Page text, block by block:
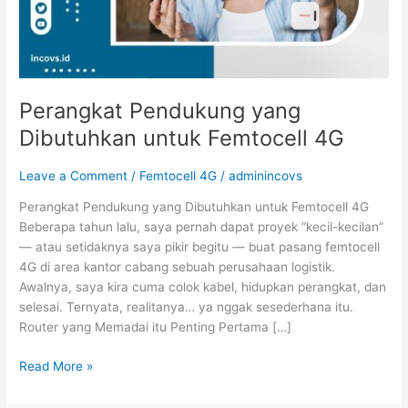
Perangkat Pendukung yang
Dibutuhkan untuk Femtocell 4G
Leave a Comment / Femtocell 4G /adminincovs
Perangkat Pendukung yang Dibutuhkan untuk Femtocell 4G
Beberapa tahun lalu, saya pernah dapat proyek “kecil-kecilan”
— atau setidaknya saya pikir begitu — buat pasang femtocell
4G di area kantor cabang sebuah perusahaan logistik.
Awalnya, saya kira cuma colok kabel, hidupkan perangkat, dan
selesai. Ternyata, realitanya… ya nggak sesederhana itu.
Router yang Memadai itu Penting Pertama […]
Read More »